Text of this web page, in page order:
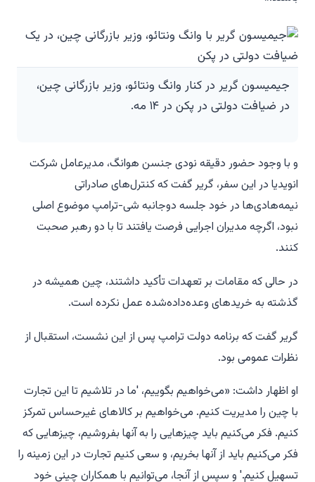
جیمیسون گریر در کنار وانگ ونتائو، وزیر بازرگانی چین،
در ضیافت دولتی در پکن در ۱۴ مه.
و با وجود حضور دقیقه نودی جنسن هوانگ، مدیرعامل شرکت
انویدیا در این سفر، گریر گفت که کنترل‌های صادراتی
نیمه‌هادی‌ها در خود جلسه دوجانبه شی-ترامپ موضوع اصلی
نبود، اگرچه مدیران اجرایی فرصت یافتند تا با دو رهبر صحبت
کنند.
در حالی که مقامات بر تعهدات تأکید داشتند، چین همیشه در
گذشته به خریدهای وعده‌داده‌شده عمل نکرده است.
گریر گفت که برنامه دولت ترامپ پس از این نشست، استقبال از
نظرات عمومی بود.
او اظهار داشت: «می‌خواهیم بگوییم، 'ما در تلاشیم تا این تجارت
با چین را مدیریت کنیم. می‌خواهیم بر کالاهای غیرحساس تمرکز
کنیم. فکر می‌کنیم باید چیزهایی را به آنها بفروشیم، چیزهایی که
فکر می‌کنیم باید از آنها بخریم، و سعی کنیم تجارت در این زمینه را
تسهیل کنیم.' و سپس از آنجا، می‌توانیم با همکاران چینی خود